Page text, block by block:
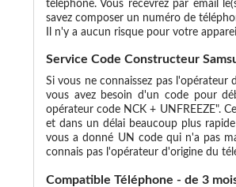
téléphone. Vous recevrez par email
savez composer un numéro de
Il n'y a aucun risque pour votre
Service Code Constructeur
Si vous ne connaissez pas l'opérateur
vous avez besoin d'un code pour
opérateur code NCK + UNFREEZE".
et dans un délai beaucoup plus
vous a donné UN code qui n'a pas
connais pas l'opérateur d'origine du
Compatible Téléphone - de 3